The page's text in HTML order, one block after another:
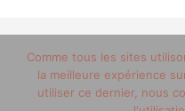
© 2012-2020
masculin/
Comme tous les sites
la meilleure expérience
utiliser ce dernier, nous